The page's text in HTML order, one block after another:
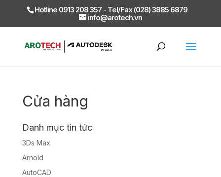
Hotline 0913 208 357 - Tel/Fax (028) 3885 6879
info@arotech.vn
Cửa hàng
Danh mục tin tức
3Ds Max
Arnold
AutoCAD